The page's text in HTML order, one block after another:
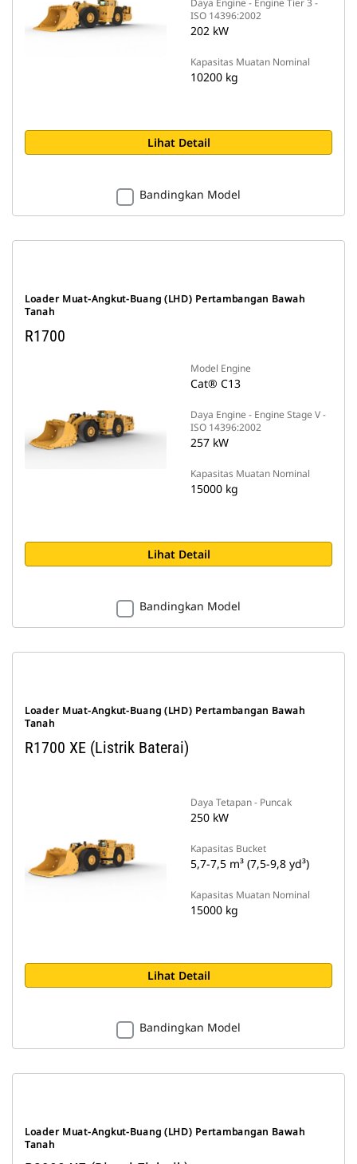
Daya Engine - Engine Tier 3 -
ISO 14396:2002
202 kW
Kapasitas Muatan Nominal
10200 kg
Lihat Detail
Bandingkan Model
Loader Muat-Angkut-Buang (LHD) Pertambangan Bawah
Tanah
R1700
Model Engine
Cat® C13
Daya Engine - Engine Stage V -
ISO 14396:2002
257 kW
Kapasitas Muatan Nominal
15000 kg
Lihat Detail
Bandingkan Model
Loader Muat-Angkut-Buang (LHD) Pertambangan Bawah
Tanah
R1700 XE (Listrik Baterai)
Daya Tetapan - Puncak
250 kW
Kapasitas Bucket
5,7-7,5 m³ (7,5-9,8 yd³)
Kapasitas Muatan Nominal
15000 kg
Lihat Detail
Bandingkan Model
Loader Muat-Angkut-Buang (LHD) Pertambangan Bawah
Tanah